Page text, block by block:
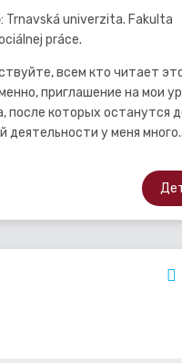
: Trnavská univerzita. Fakulta
práce.
всем кто читает
приглашение на мои
после которых останутся
деятельности у меня